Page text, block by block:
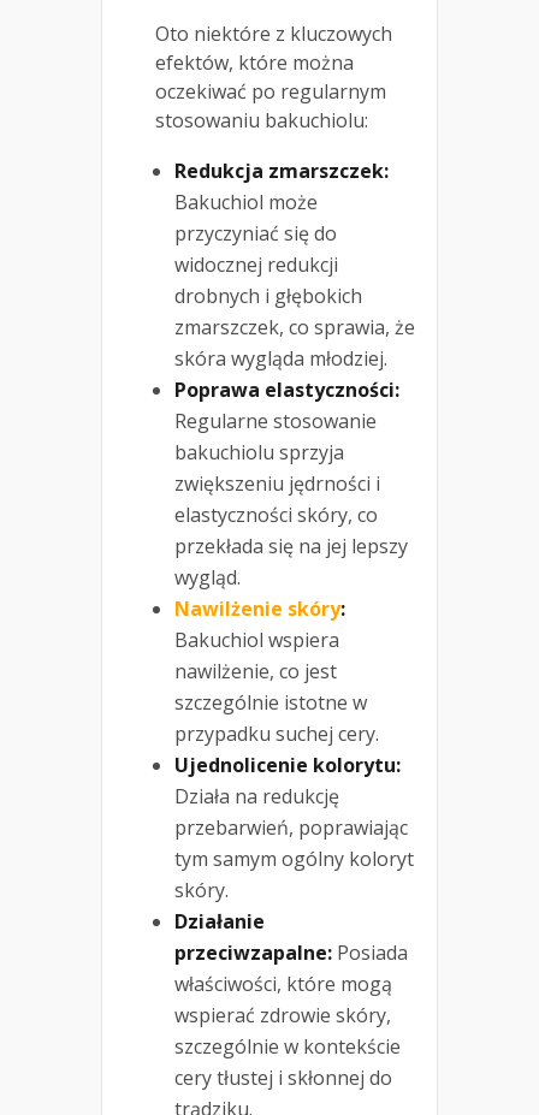
Oto niektóre z kluczowych
efektów, które można
oczekiwać po regularnym
stosowaniu bakuchiolu:
Redukcja zmarszczek:
Bakuchiol może
przyczyniać się do
widocznej redukcji
drobnych i głębokich
zmarszczek, co sprawia, że
skóra wygląda młodziej.
Poprawa elastyczności:
Regularne stosowanie
bakuchiolu sprzyja
zwiększeniu jędrności i
elastyczności skóry, co
przekłada się na jej lepszy
wygląd.
Nawilżenie skóry:
Bakuchiol wspiera
nawilżenie, co jest
szczególnie istotne w
przypadku suchej cery.
Ujednolicenie kolorytu:
Działa na redukcję
przebarwień, poprawiając
tym samym ogólny koloryt
skóry.
Działanie
przeciwzapalne: Posiada
właściwości, które mogą
wspierać zdrowie skóry,
szczególnie w kontekście
cery tłustej i skłonnej do
trądziku.